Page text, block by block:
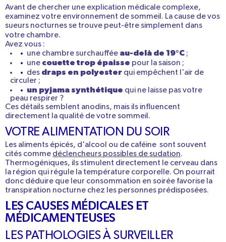
Avant de chercher une explication médicale complexe,
examinez votre environnement de sommeil . La cause de vos
sueurs nocturnes se trouve peut-être simplement dans
votre chambre.
Avez vous :
une chambre surchauffée au-delà de 19°C ;
une couette trop épaisse pour la saison ;
des draps en polyester qui empêchent l'air de
circuler ;
un pyjama synthétique qui ne laisse pas votre
peau respirer ?
Ces détails semblent anodins, mais ils influencent
directement la qualité de votre sommeil.
VOTRE ALIMENTATION DU SOIR
Les aliments épicés, d'alcool ou de caféine sont souvent
cités comme déclencheurs possibles de sudation.
Thermogéniques, ils stimulent directement le cerveau dans
la région qui régule la température corporelle. On pourrait
donc déduire que leur consommation en soirée favorise la
transpiration nocturne chez les personnes prédisposées.
LES CAUSES MÉDICALES ET
MÉDICAMENTEUSES
LES PATHOLOGIES À SURVEILLER